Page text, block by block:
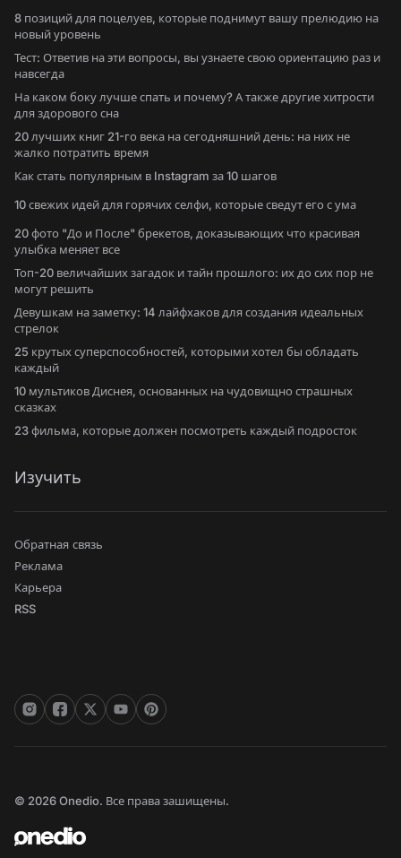
8 позиций для поцелуев, которые поднимут вашу прелюдию на
новый уровень
Тест: Ответив на эти вопросы, вы узнаете свою ориентацию раз и
навсегда
На каком боку лучше спать и почему? А также другие хитрости
для здорового сна
20 лучших книг 21-го века на сегодняшний день: на них не
жалко потратить время
Как стать популярным в Instagram за 10 шагов
10 свежих идей для горячих селфи, которые сведут его с ума
20 фото "До и После" брекетов, доказывающих что красивая
улыбка меняет все
Топ-20 величайших загадок и тайн прошлого: их до сих пор не
могут решить
Девушкам на заметку: 14 лайфхаков для создания идеальных
стрелок
25 крутых суперспособностей, которыми хотел бы обладать
каждый
10 мультиков Диснея, основанных на чудовищно страшных
сказках
23 фильма, которые должен посмотреть каждый подросток
Изучить
Обратная связь
Реклама
Карьера
RSS
© 2026 Onedio. Все права зашищены.